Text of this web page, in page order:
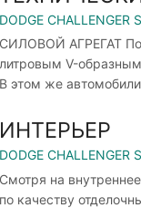
DODGE CHALLENGER
СИЛОВОЙ АГРЕГАТ
литровым V-
В этом же
ИНТЕРЬЕР
DODGE CHALLENGER
Смотря на
по качеству